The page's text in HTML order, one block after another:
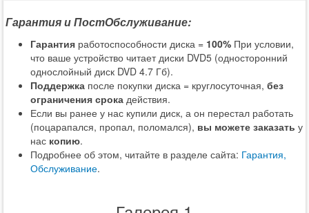
Гарантия и ПостОбслуживание:
Гарантия работоспособности диска = 100% При условии,
что ваше устройство читает диски DVD5 (односторонний
однослойный диск DVD 4.7 Гб).
Поддержка после покупки диска = круглосуточная, без
ограничения срока действия.
Если вы ранее у нас купили диск, а он перестал работать
(поцарапался, пропал, поломался), вы можете заказать у
нас копию.
Подробнее об этом, читайте в разделе сайта: Гарантия,
Обслуживание.